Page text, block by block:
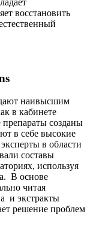
восстановить
наивысшим
в кабинете
созданы
в себе высокие
в области
составы
используя
В основе
читая
и экстракты
решение проблем